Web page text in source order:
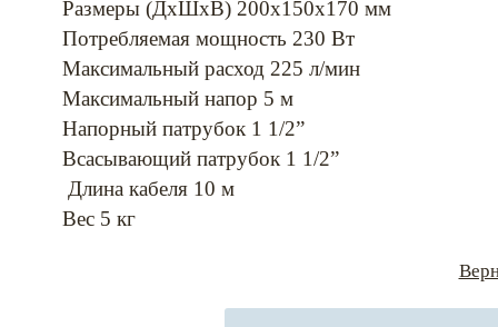
Размеры (ДхШхВ) 200х150х170 мм
Потребляемая мощность 230 Вт
Максимальный расход 225 л/мин
Максимальный напор 5 м
Напорный патрубок 1 1/2”
Всасывающий патрубок 1 1/2”
Длина кабеля 10 м
Вес 5 кг